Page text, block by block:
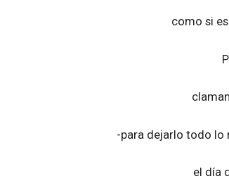
como si
-para dejarlo todo lo
el día